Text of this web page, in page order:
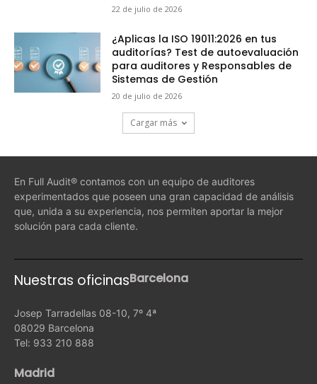
22 de julio de 2026
¿Aplicas la ISO 19011:2026 en tus
auditorías? Test de autoevaluación
para auditores y Responsables de
Sistemas de Gestión
20 de julio de 2026
Cargar más
En Full Audit® contamos con un equipo de auditores
experimentados que poseen una gran capacidad de análisis
que, unida a su experiencia, nos permiten aportar la mejor
solución para cada cliente.
Nuestras oficinasBarcelona
Josep Tarradellas 08-10, 7º 4ª
08029 Barcelona
Tel: 933 210 888
Madrid